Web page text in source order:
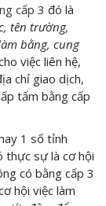
cấp 3 đó là
tên trường,
bằng, cung
việc liên hệ,
chỉ giao dịch,
tấm bằng cấp
1 số tỉnh
thực sự là cơ hội
có bằng cấp 3
hội việc làm